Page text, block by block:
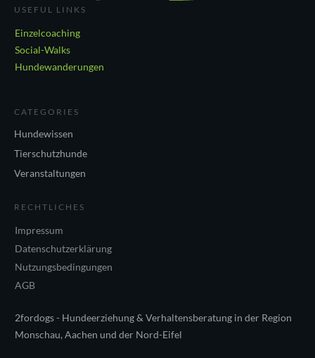
USEFUL LINKS
Einzelcoaching
Social-Walks
Hundewanderungen
CATEGORIES
Hundewissen
Tierschutzhunde
Veranstaltungen
RECHTLICHES
Impressum
Datenschutzerklärung
Nutzungsbedingungen
AGB
2fordogs - Hundeerziehung & Verhaltensberatung in der Region
Monschau, Aachen und der Nord-Eifel